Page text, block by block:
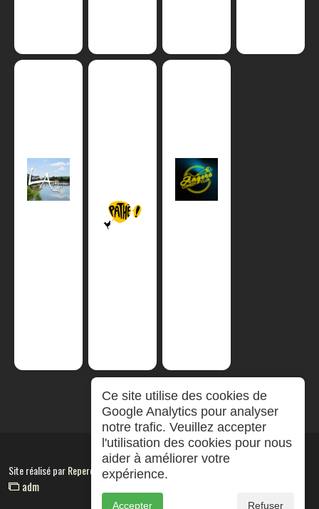
Site réalisé parRepereCom
adm
Ce site utilise des cookies de
Google Analytics pour analyser
notre trafic. Veuillez accepter
l'utilisation des cookies pour nous
aider à améliorer votre
expérience.
Accepter Refuser